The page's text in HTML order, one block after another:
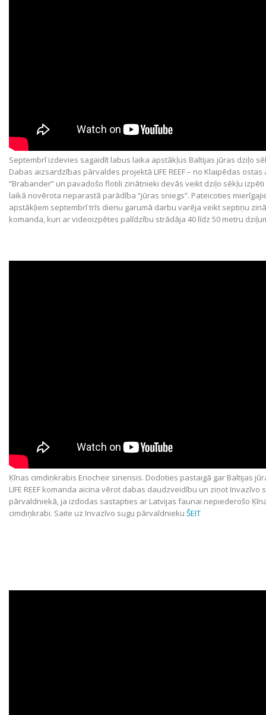
Septembrī izdevies sagaidīt labus laika apstākļus Baltijas jūras dziļo
Dabas aizsardzības pārvaldes projektā LIFE REEF – no Klaipēdas
“Brabander” un pavadošo flotili zinātnieki devās veikt dziļo sēkļu
laikā novērota neparastā parādība “jūras sniegs”. Pateicoties
apstākļiem septembrī trīs dienu garumā darbu varēja veikt septiņu
komanda, kuri ar videoizpētes palīdzību strādāja 40 līdz 50 metru
Ķīnas cimdiņkrabis Eriocheir sinensis. Dodoties pastaigā gar Baltijas
LIFE REEF komanda aicina vērot dabas daudzveidību un ziņot Invazīvo
pārvaldniekā, ja izdodas sastapties ar Latvijas faunai nepiederošo
cimdiņkrabi. Saite uz Invazīvo sugu pārvaldnieku ŠEIT